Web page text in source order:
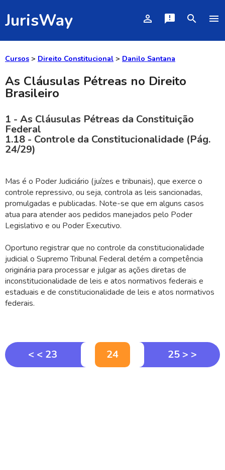
JurisWay person_outline announcement search menu
Cursos > Direito Constitucional > Danilo Santana
As Cláusulas Pétreas no Direito
Brasileiro
1 - As Cláusulas Pétreas da Constituição
Federal
1.18 - Controle da Constitucionalidade (Pág.
24/29)
Mas é o Poder Judiciário (juízes e tribunais), que exerce o
controle repressivo, ou seja, controla as leis sancionadas,
promulgadas e publicadas. Note-se que em alguns casos
atua para atender aos pedidos manejados pelo Poder
Legislativo e ou Poder Executivo.
Oportuno registrar que no controle da constitucionalidade
judicial o Supremo Tribunal Federal detém a competência
originária para processar e julgar as ações diretas de
inconstitucionalidade de leis e atos normativos federais e
estaduais e de constitucionalidade de leis e atos normativos
federais.
< < 23 24 25 > >